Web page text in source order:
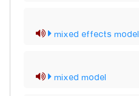
mixed effects model
mixed model